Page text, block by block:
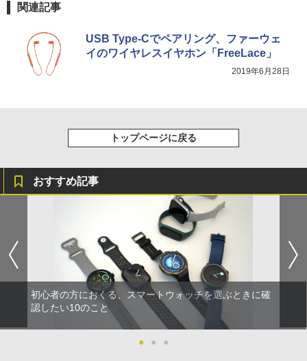
関連記事
USB Type-Cでペアリング、ファーウェ
イのワイヤレスイヤホン「FreeLace」
2019年6月28日
トップページに戻る
おすすめ記事
初心者の方におくる、スマートウォッチを選ぶときに確
認したい10のこと
● ● ●